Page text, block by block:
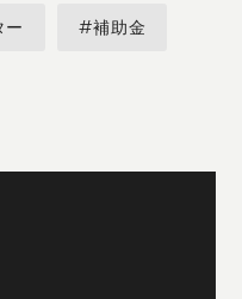
#補助金